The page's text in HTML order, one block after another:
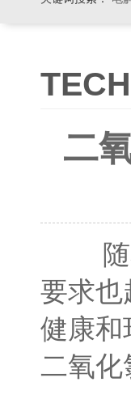
二
随着
要求也
健康和
二氧化